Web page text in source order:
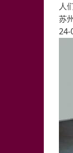
人
苏
24-